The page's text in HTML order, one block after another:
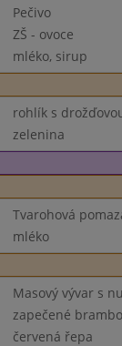
Pečivo
ZŠ - ovoce
mléko, sirup
rohlík s
zelenina
Tvarohová
mléko
Masový vývar s
zapečené
červená řepa